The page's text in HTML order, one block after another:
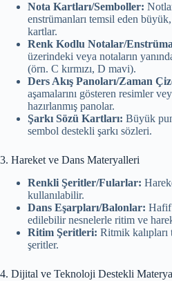
Nota Kartları/Semboller:
enstrümanları temsil eden
kartlar.
Renk Kodlu Notalar/
üzerindeki veya notaların
(örn. C kırmızı, D mavi).
Ders Akış Panoları/Zaman
aşamalarını gösteren resimler
hazırlanmış panolar.
Şarkı Sözü Kartları: Büyük
sembol destekli şarkı sözleri.
3. Hareket ve Dans Materyalleri
Renkli Şeritler/Fularlar:
kullanılabilir.
Dans Eşarpları/Balonlar: Hafif
edilebilir nesnelerle ritim ve
Ritim Şeritleri: Ritmik kalıpları
şeritler.
4. Dijital ve Teknoloji Destekli